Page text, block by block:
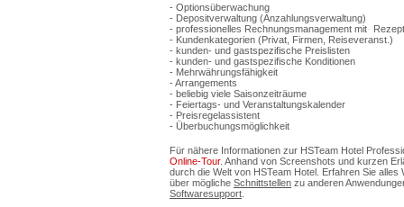
- Optionsüberwachung
- Depositverwaltung (Anzahlungsverwaltung)
- professionelles Rechnungsmanagement mit-
- Kundenkategorien (Privat, Firmen, Reiseveranst.)
- kunden- und gastspezifische Preislisten
- kunden- und gastspezifische Konditionen
- Mehrwährungsfähigkeit
- Arrangements
- beliebig viele Saisonzeiträume
- Feiertags- und Veranstaltungskalender
- Preisregelassistent
- Überbuchungsmöglichkeit
Für nähere Informationen zur HSTeam Hotel
Online-Tour. Anhand von Screenshots und kurzen
durch die Welt von HSTeam Hotel. Erfahren Sie
über mögliche Schnittstellen zu anderen
Softwaresupport